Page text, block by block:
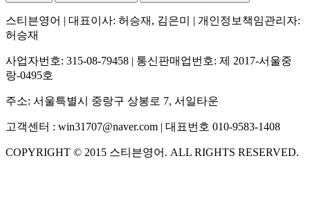
스티븐영어 | 대표이사: 허승재, 김은미
| 개인정보책임관리자:
허승재
사업자번호: 315-08-79458 | 통신판매업번호: 제 2017-서울중
랑-0495호
주소: 서울특별시 중랑구 상봉로 7, 서일타운
고객센터 : win31707@naver.com | 대표번호 010-9583-1408
COPYRIGHT © 2015 스티븐영어 . ALL RIGHTS RESERVED.